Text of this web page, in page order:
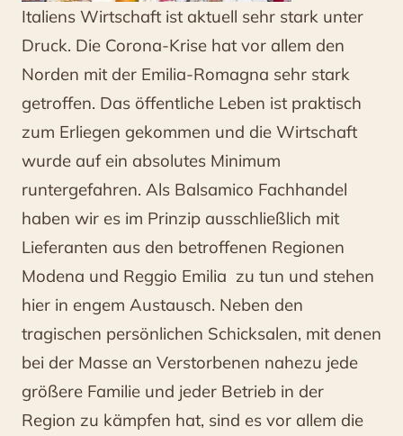
Italiens Wirtschaft ist aktuell sehr stark unter
Druck. Die Corona-Krise hat vor allem den
Norden mit der Emilia-Romagna sehr stark
getroffen. Das öffentliche Leben ist praktisch
zum Erliegen gekommen und die Wirtschaft
wurde auf ein absolutes Minimum
runtergefahren. Als Balsamico Fachhandel
haben wir es im Prinzip ausschließlich mit
Lieferanten aus den betroffenen Regionen
Modena und Reggio Emilia zu tun und stehen
hier in engem Austausch. Neben den
tragischen persönlichen Schicksalen, mit denen
bei der Masse an Verstorbenen nahezu jede
größere Familie und jeder Betrieb in der
Region zu kämpfen hat, sind es vor allem die